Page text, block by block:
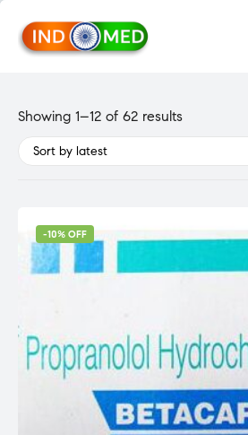
India
Import
Showing 1–12 of 62 resultsSorted
by
latest
Sort by latest
-10% OFF